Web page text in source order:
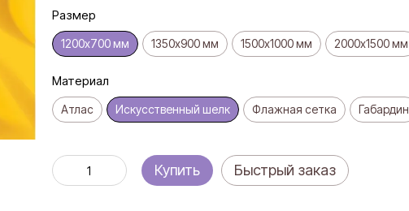
Размер
1200х700 мм 1350х900 мм 1500х1000 мм 2000х1500 мм
Материал
Атлас Искусственный шелк Флажная сетка Габардин
Купить Быстрый заказ